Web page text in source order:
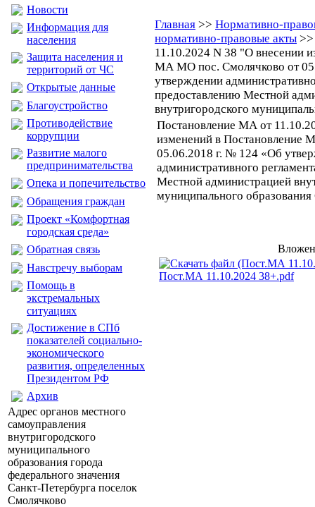
Новости
Информация для
населения
Защита населения и
территорий от ЧС
Открытые данные
Благоустройство
Противодействие
коррупции
Развитие малого
предпринимательства
Опека и попечительство
Обращения граждан
Проект «Комфортная
городская среда»
Обратная связь
Навстречу выборам
Помощь в
экстремальных
ситуациях
Достижение в СПб
показателей социально-
экономического
развития, определенных
Президентом РФ
Архив
Адрес органов местного
самоуправления
внутригородского
муниципального
образования города
федерального значения
Санкт-Петербурга поселок
Смолячково
Главная >> Нормативно-
нормативно-правовые акты
11.10.2024 N 38 "О внесении
МА МО пос. Смолячково от
утверждении
предоставлению Местной
внутригородского
Постановление МА от
изменений в Постановление
05.06.2018 г. № 124 «Об
административного
Местной администрацией
муниципального образования
Пост.МА 11.10.2024 38+.pdf